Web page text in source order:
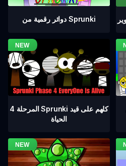
دوائر رقمية من Sprunki
المرحلة 4 Sprunki كلهم على قيد
الحياة